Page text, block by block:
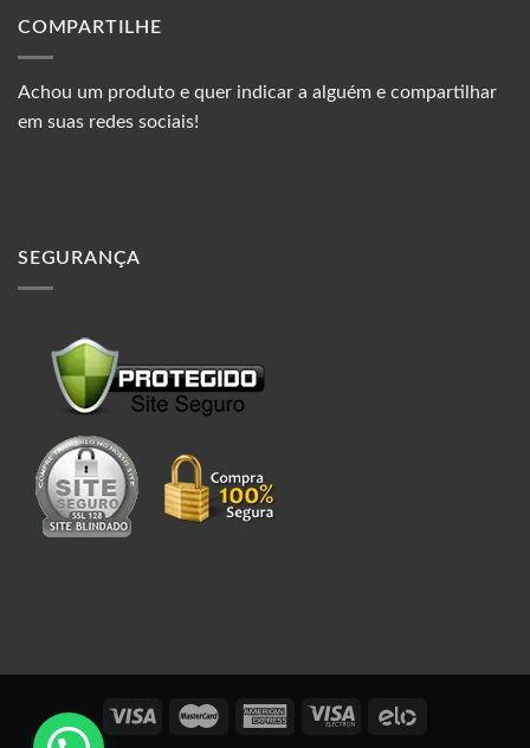
COMPARTILHE
Achou um produto e quer indicar a alguém e compartilhar
em suas redes sociais!
SEGURANÇA